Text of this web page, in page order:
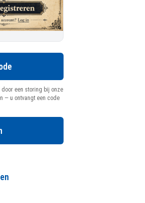
een storing bij onze
— u ontvangt een code